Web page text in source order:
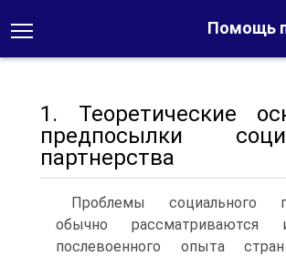
Помощь
1. Теоретические
предпосылки
партнерства
Проблемы социального
обычно рассматриваются
послевоенного опыта